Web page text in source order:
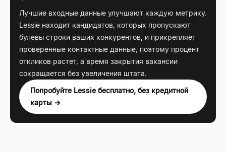
Лучшие входные данные улучшают каждую метрику.
Lessie находит кандидатов, которых пропускают
булевы строки ваших конкурентов, и прикрепляет
проверенные контактные данные, поэтому процент
откликов растет, а время закрытия вакансии
сокращается без увеличения штата.
Попробуйте Lessie бесплатно, без кредитной
карты →